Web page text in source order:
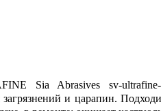
Sia Abrasives sv-
загрязнений и царапин.